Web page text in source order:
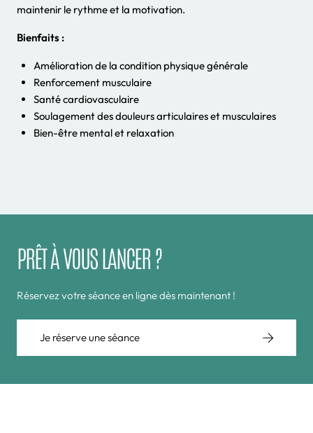
maintenir le rythme et la motivation.
Bienfaits :
Amélioration de la condition physique générale
Renforcement musculaire
Santé cardiovasculaire
Soulagement des douleurs articulaires et musculaires
Bien-être mental et relaxation
PRÊT À VOUS LANCER ?
Réservez votre séance en ligne dès maintenant !
Je réserve une séance